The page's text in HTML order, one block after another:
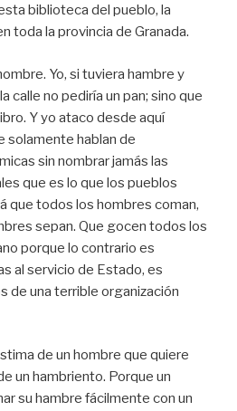
biblioteca del pueblo, la
toda la provincia de Granada.
Yo, si tuviera hambre y
calle no pediría un pan; sino que
Y yo ataco desde aquí
solamente hablan de
sin nombrar jamás las
que es lo que los pueblos
que todos los hombres coman,
sepan. Que gocen todos los
porque lo contrario es
al servicio de Estado, es
de una terrible organización
de un hombre que quiere
un hambriento. Porque un
su hambre fácilmente con un